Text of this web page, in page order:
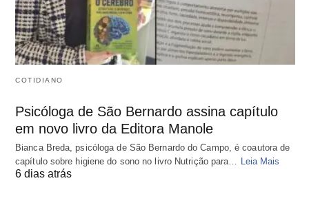
COTIDIANO
Psicóloga de São Bernardo assina capítulo
em novo livro da Editora Manole
Bianca Breda, psicóloga de São Bernardo do Campo, é coautora de
capítulo sobre higiene do sono no livro Nutrição para…
Leia Mais
6 dias atrás